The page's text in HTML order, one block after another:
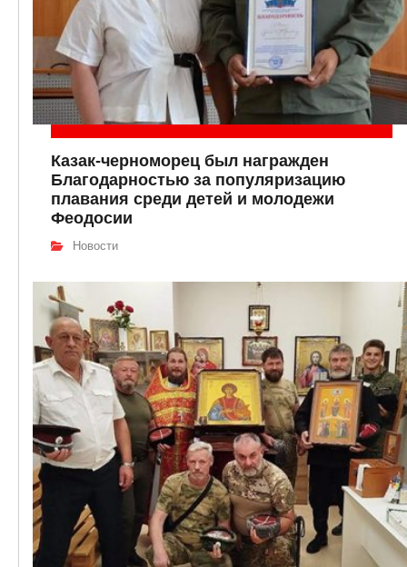
Казак-черноморец был награжден
Благодарностью за популяризацию
плавания среди детей и молодежи
Феодосии
Новости